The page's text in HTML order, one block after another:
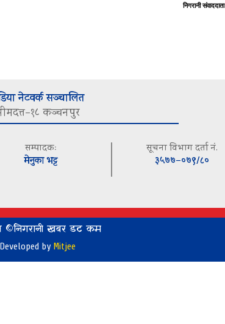
निगरानी संवाददाता
नेटवर्क सञ्चालित
कञ्चनपुर
सम्पादकः
मेनुका भट्ट
सूचना विभाग दर्ता नं.
३५७७–०७९/८०
©निगरानी खबर डट कम
by Mitjee